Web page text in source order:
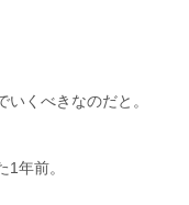
くべきなのだと。
年前。